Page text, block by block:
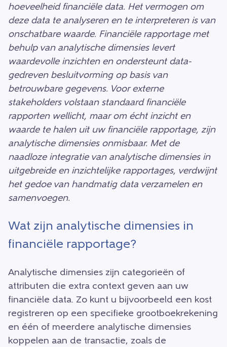
hoeveelheid financiële data. Het vermogen om
deze data te analyseren en te interpreteren is van
onschatbare waarde. Financiële rapportage met
behulp van analytische dimensies levert
waardevolle inzichten en ondersteunt data-
gedreven besluitvorming op basis van
betrouwbare gegevens. Voor externe
stakeholders volstaan standaard financiële
rapporten wellicht, maar om écht inzicht en
waarde te halen uit uw financiële rapportage, zijn
analytische dimensies onmisbaar. Met de
naadloze integratie van analytische dimensies in
uitgebreide en inzichtelijke rapportages, verdwijnt
het gedoe van handmatig data verzamelen en
samenvoegen.
Wat zijn analytische dimensies in
financiële rapportage?
Analytische dimensies zijn categorieën of
attributen die extra context geven aan uw
financiële data. Zo kunt u bijvoorbeeld een kost
registreren op een specifieke grootboekrekening
en één of meerdere analytische dimensies
koppelen aan de transactie, zoals de